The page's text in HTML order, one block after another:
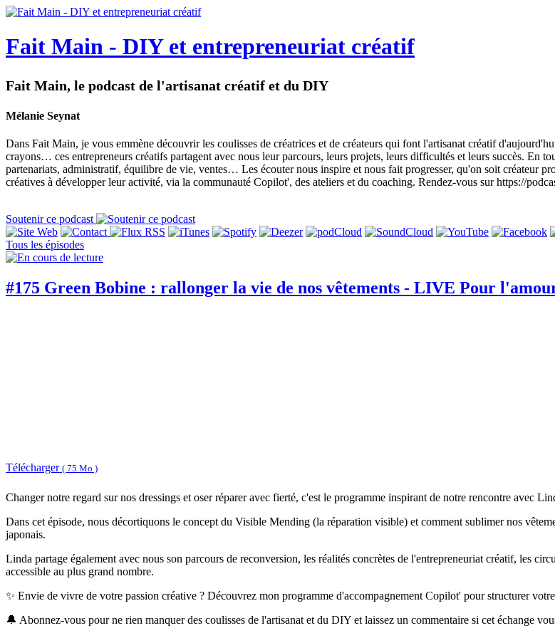
Fait Main - DIY et entrepreneuriat créatif
Fait Main, le podcast de l'artisanat créatif et du DIY
Mélanie Seynat
Dans Fait Main, je vous emmène découvrir les coulisses de créatrices et de créateurs qui font l'artisanat créatif
crayons… ces entrepreneurs créatifs partagent avec nous leur parcours, leurs projets, leurs difficultés et leurs succès. En
partenariats, administratif, équilibre de vie, ventes… Les écouter nous inspire et nous fait progresser, qu'on soit créateur
créatives à développer leur activité, via la communauté Copilot', des ateliers et du coaching. Rendez-vous sur https://
Soutenir ce podcast
Tous les épisodes
#175 Green Bobine : rallonger la vie de nos vêtements - LIVE Pour
Télécharger ( 75 Mo )
Changer notre regard sur nos dressings et oser réparer avec fierté, c'est le programme inspirant de notre rencontre avec
Dans cet épisode, nous décortiquons le concept du Visible Mending (la réparation visible) et comment sublimer nos
japonais.
Linda partage également avec nous son parcours de reconversion, les réalités concrètes de l'entrepreneuriat créatif, les
accessible au plus grand nombre.
✨ Envie de vivre de votre passion créative ? Découvrez mon programme d'accompagnement Copilot' pour structurer
🔔 Abonnez-vous pour ne rien manquer des coulisses de l'artisanat et du DIY et laissez un commentaire si cet échange